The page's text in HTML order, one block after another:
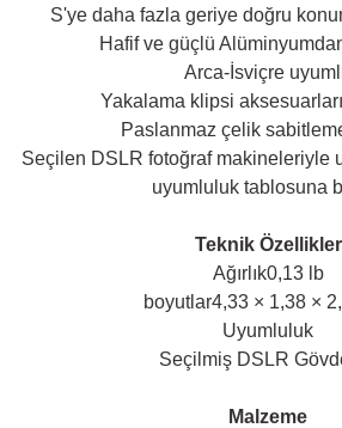
S'ye daha fazla geriye doğru
Hafif ve güçlü Alüminyumdan
Arca-İsviçre
Yakalama klipsi
Paslanmaz çelik
Seçilen DSLR fotoğraf makineleriyle
uyumluluk tablosuna
Teknik Özellikler
Ağırlık0,13 lb
boyutlar4,33 × 1,38 ×
Uyumluluk
Seçilmiş DSLR
Malzeme